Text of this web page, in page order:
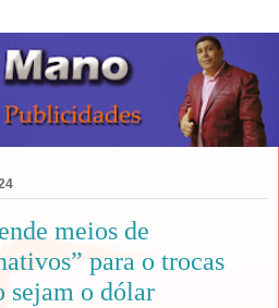
meios de
para o trocas
sejam o dólar